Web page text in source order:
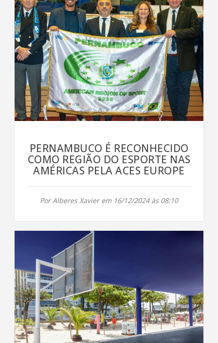
PERNAMBUCO É RECONHECIDO
COMO REGIÃO DO ESPORTE NAS
AMÉRICAS PELA ACES EUROPE
Por Alberes Xavier em 16/12/2024 às 08:10